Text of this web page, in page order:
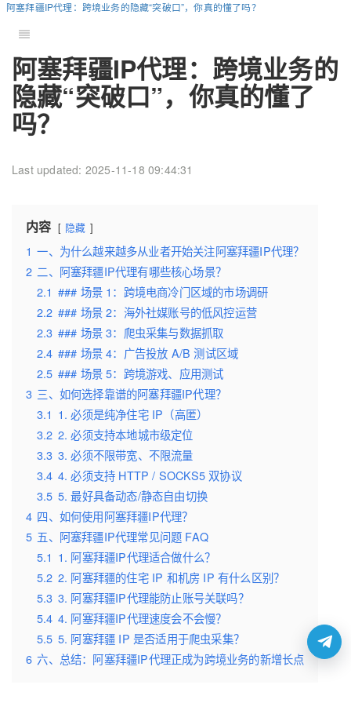
阿塞拜疆IP代理：跨境业务的隐藏“突破口”，你真的懂了吗？
阿塞拜疆IP代理：跨境业务的
隐藏“突破口”，你真的懂了
吗？
Last updated: 2025-11-18 09:44:31
内容 隐藏
1 一、为什么越来越多从业者开始关注阿塞拜疆IP代理？
2 二、阿塞拜疆IP代理有哪些核心场景？
2.1 ### 场景 1：跨境电商冷门区域的市场调研
2.2 ### 场景 2：海外社媒账号的低风控运营
2.3 ### 场景 3：爬虫采集与数据抓取
2.4 ### 场景 4：广告投放 A/B 测试区域
2.5 ### 场景 5：跨境游戏、应用测试
3 三、如何选择靠谱的阿塞拜疆IP代理？
3.1 1. 必须是纯净住宅 IP（高匿）
3.2 2. 必须支持本地城市级定位
3.3 3. 必须不限带宽、不限流量
3.4 4. 必须支持 HTTP / SOCKS5 双协议
3.5 5. 最好具备动态/静态自由切换
4 四、如何使用阿塞拜疆IP代理？
5 五、阿塞拜疆IP代理常见问题 FAQ
5.1 1. 阿塞拜疆IP代理适合做什么？
5.2 2. 阿塞拜疆的住宅 IP 和机房 IP 有什么区别？
5.3 3. 阿塞拜疆IP代理能防止账号关联吗？
5.4 4. 阿塞拜疆IP代理速度会不会慢？
5.5 5. 阿塞拜疆 IP 是否适用于爬虫采集？
6 六、总结：阿塞拜疆IP代理正成为跨境业务的新增长点